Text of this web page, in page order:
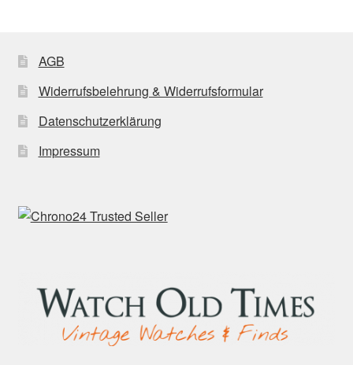
AGB
Widerrufsbelehrung & Widerrufsformular
Datenschutzerklärung
Impressum